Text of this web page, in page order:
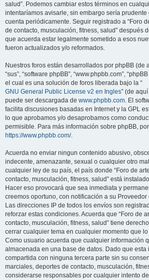
salud”. Podemos cambiar estos términos en
intentaríamos avisarle, sin embargo sería prudente
cuenta periódicamente. Seguir registrado a “Foro
de contacto, musculación, fitness, salud” después
que acuerda estar legalmente sometido a esos
fueron actualizados y/o reformados.
Nuestros foros están desarrollados por phpBB (de
“sus”, “software phpBB”, “www.phpbb.com”,
el cual es una solución de foros liberada bajo la “
GNU General Public License v2 en Ingles” (de
puede ser descargada de www.phpbb.com. El
facilita discusiones basadas en Internet y la GPL
lo que aprobamos y/o desaprobamos como
permisible. Para más información sobre phpBB,
https://www.phpbb.com/.
Acuerda no enviar ningun contenido abusivo,
indecente, amenazante, sexual o cualquier otro
cualquier ley de su país, el país donde “Foro de
contacto, musculación, fitness, salud” está
Hacer eso provocará que sea inmediata y
creemos oportuno, con notificación a su
Las direcciones IP de todos los envíos son
reforzar estas condiciones. Acuerda que “Foro de
contacto, musculación, fitness, salud” tiene
cerrar cualquier tema en cualquier momento que
Como usuario acuerda que cualquier información
almacenada en una base de datos. Dado que esta
compartida con ninguna tercera parte sin su
marciales, deportes de contacto, musculación,
considerarse responsables por cualquier intento